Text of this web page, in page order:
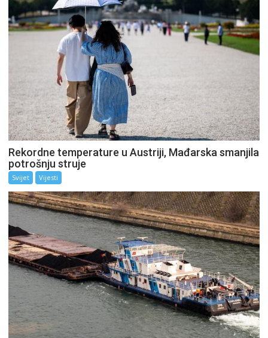
Rekordne temperature u Austriji, Mađarska smanjila
potrošnju struje
Svijet Vijesti